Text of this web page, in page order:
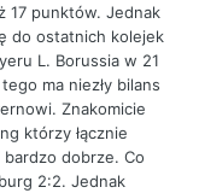
17 punktów. Jednak
do ostatnich kolejek
L. Borussia w 21
ma niezły bilans
Znakomicie
którzy łącznie
dobrze. Co
2:2. Jednak